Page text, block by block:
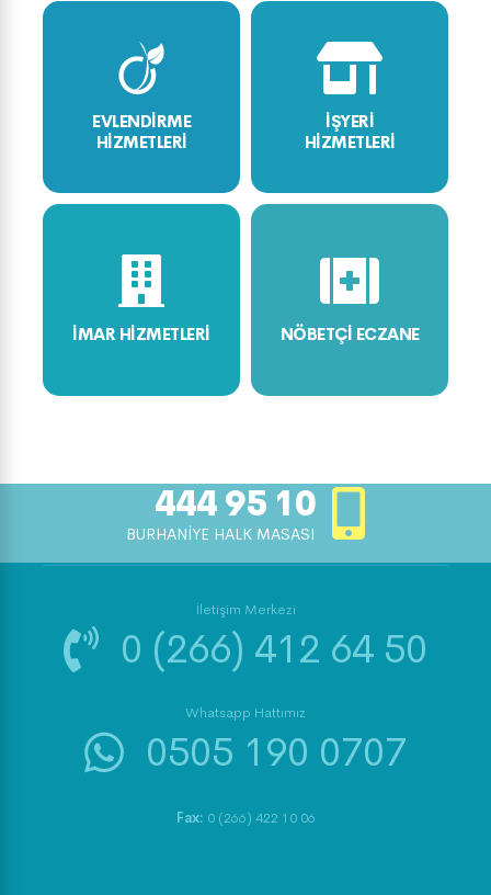
EVLENDİRME
HİZMETLERİ
İŞYERİ
HİZMETLERİ
İMAR HİZMETLERİ NÖBETÇİ ECZANE
444 95 10
BURHANİYE HALK MASASI
İletişim Merkezi
0 (266) 412 64 50
Whatsapp Hattımız
0505 190 0707
Fax: 0 (266) 422 10 06